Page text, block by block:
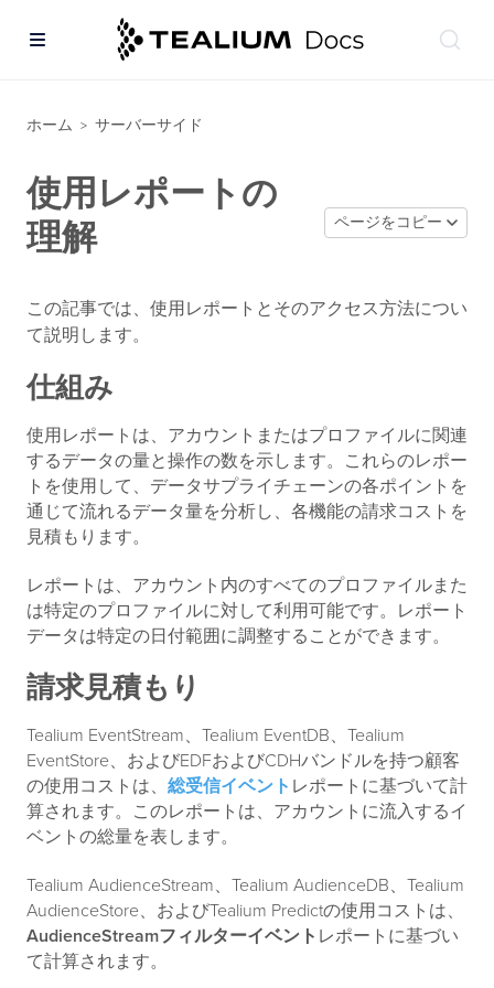
ホーム > サーバーサイド
使用レポートの
理解
ページをコピー
この記事では、使用レポートとそのアクセス方法につい
て説明します。
仕組み
使用レポートは、アカウントまたはプロファイルに関連
するデータの量と操作の数を示します。これらのレポー
トを使用して、データサプライチェーンの各ポイントを
通じて流れるデータ量を分析し、各機能の請求コストを
見積もります。
レポートは、アカウント内のすべてのプロファイルまた
は特定のプロファイルに対して利用可能です。レポート
データは特定の日付範囲に調整することができます。
請求見積もり
Tealium EventStream、Tealium EventDB、Tealium
EventStore、およびEDFおよびCDHバンドルを持つ顧客
の使用コストは、 総受信イベント レポートに基づいて計
算されます。このレポートは、アカウントに流入するイ
ベントの総量を表します。
Tealium AudienceStream、Tealium AudienceDB、Tealium
AudienceStore、およびTealium Predictの使用コストは、
AudienceStreamフィルターイベント レポートに基づい
て計算されます。